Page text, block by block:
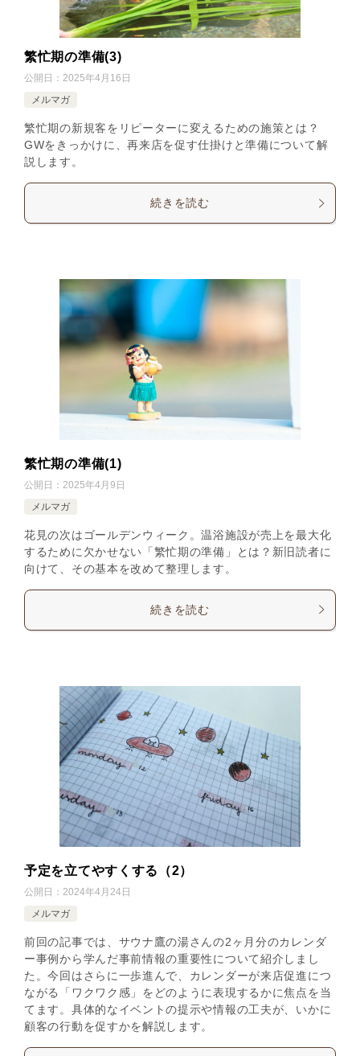
繁忙期の準備(3)
公開日： 2025年4月16日
メルマガ
繁忙期の新規客をリピーターに変えるための施策とは？
GWをきっかけに、再来店を促す仕掛けと準備について解
説します。
続きを読む
繁忙期の準備(1)
公開日： 2025年4月9日
メルマガ
花見の次はゴールデンウィーク。温浴施設が売上を最大化
するために欠かせない「繁忙期の準備」とは？新旧読者に
向けて、その基本を改めて整理します。
続きを読む
予定を立てやすくする（2）
公開日： 2024年4月24日
メルマガ
前回の記事では、サウナ鷹の湯さんの2ヶ月分のカレンダ
ー事例から学んだ事前情報の重要性について紹介しまし
た。今回はさらに一歩進んで、カレンダーが来店促進につ
ながる「ワクワク感」をどのように表現するかに焦点を当
てます。具体的なイベントの提示や情報の工夫が、いかに
顧客の行動を促すかを解説します。